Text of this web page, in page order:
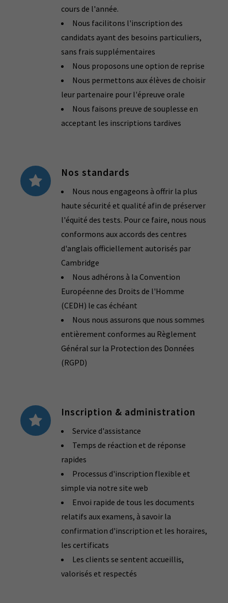
cours de l'année.
Nous facilitons l'inscription des
candidats ayant des besoins particuliers,
sans frais supplémentaires
Nous proposons une option de reprise
Nous permettons aux élèves de choisir
leur partenaire pour l'épreuve orale
Nous faisons preuve de souplesse en
acceptant les inscriptions tardives
Nos standards
Nous nous engageons à offrir la plus
haute sécurité et qualité afin de préserver
l'équité des tests. Pour ce faire, nous nous
conformons aux accords des centres
d'anglais officiellement autorisés par
Cambridge
Nous adhérons à la Convention
Européenne des Droits de l'Homme
(CEDH) le cas échéant
Nous nous assurons que nous sommes
entièrement conformes au Règlement
Général sur la Protection des Données
(RGPD)
Inscription & administration
Service d'assistance
Temps de réaction et de réponse
rapides
Processus d'inscription flexible et
simple via notre site web
Envoi rapide de tous les documents
relatifs aux examens, à savoir la
confirmation d'inscription et les horaires,
les certificats
Les clients se sentent accueillis,
valorisés et respectés